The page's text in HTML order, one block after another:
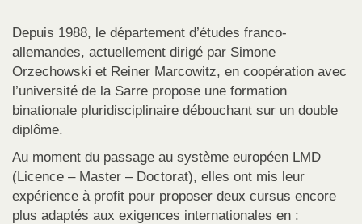
Depuis 1988, le département d’études franco-
allemandes, actuellement dirigé par Simone
Orzechowski et Reiner Marcowitz, en coopération avec
l’université de la Sarre propose une formation
binationale pluridisciplinaire débouchant sur un double
diplôme.
Au moment du passage au système européen LMD
(Licence – Master – Doctorat), elles ont mis leur
expérience à profit pour proposer deux cursus encore
plus adaptés aux exigences internationales en :